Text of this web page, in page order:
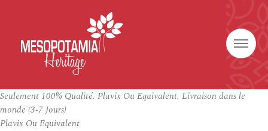
Seulement 100% Qualité. Plavix Ou Equivalent. Livraison dans le
monde (3-7 Jours)
Plavix Ou Equivalent